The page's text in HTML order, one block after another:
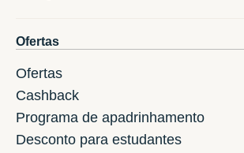
Ofertas
Ofertas
Cashback
Programa de apadrinhamento
Desconto para estudantes